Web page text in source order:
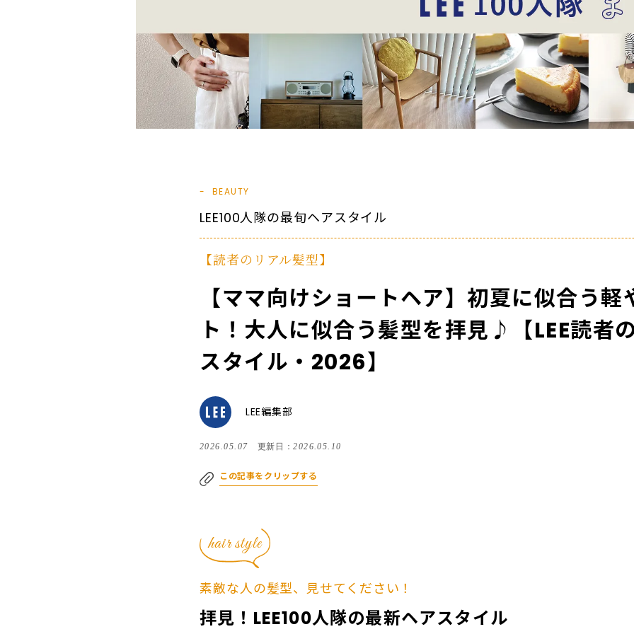
BEAUTY
LEE100人隊の最旬ヘアスタイル
【読者のリアル髪型】
【ママ向けショートヘア】初夏に似合う軽
ト！大人に似合う髪型を拝見♪【LEE読者
スタイル・2026】
LEE編集部
2026.05.07 更新日：2026.05.10
この記事をクリップする
hair style
素敵な人の髪型、見せてください！
拝見！LEE100人隊の最新ヘアスタイル